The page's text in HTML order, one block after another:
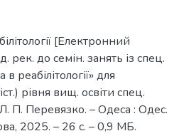
[Електронний
рeк. до семін. занять із спец.
реабілітології» для
рівня вищ. освіти спeц.
П. Перевязко. – Одеса : Одес.
2025. – 26 с. – 0,9 МБ.